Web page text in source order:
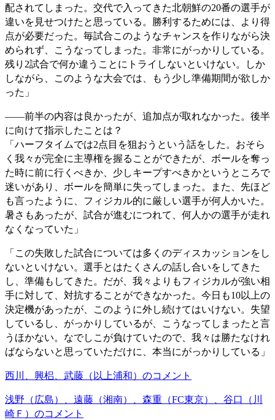
配されてしまった。交代で入ってきた北朝鮮の20番の選手が
違いを見せつけたと思っている。勝利するためには、より得
点が必要だった。毎試合このようなチャンスを作りながら決
められず、こうなってしまった。非常にがっかりしている。
残り2試合で何か違うことにトライしないといけない。しか
しながら、このような大会では、もう少し準備期間が欲しか
った」
――前半の内容は良かったが、追加点が取れなかった。後半
に向けて指示したことは？
「ハーフタイムでは2点目を狙おうという話をした。おそら
く我々が完全に主導権を握ることができたが、ボールを奪っ
た時に前に行くべきか、少しキープすべきかというところで
迷いがあり、ボールを簡単に失ってしまった。また、先ほど
も言ったように、フィジカル的に厳しい選手が何人かいた。
暑さもあったが、試合が進むにつれて、何人かの選手が走れ
なくなっていた」
「この失敗した試合については多くのディスカッションをし
ないといけない。選手とはたくさんの話し合いをしてきた
し、準備もしてきた。だが、我々よりもフィジカルが強い相
手に対して、対抗することができなかった。今日も10以上の
決定機があったが、このように外し続けてはいけない。失望
しているし、がっかりしているが、こうなってしまったと言
うほかない。なでしこが負けていたので、我々は勝たなけれ
ばならないと思っていただけに、本当にがっかりしている」
西川、興梠、武藤（以上浦和）のコメント
浅野（広島）、遠藤（湘南）、森重（FC東京）、谷口（川
崎Ｆ）のコメント